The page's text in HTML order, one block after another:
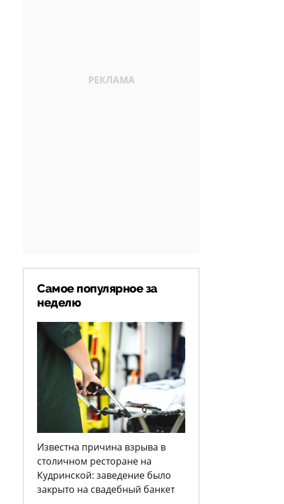
Самое популярное за
неделю
Известна причина взрыва в
столичном ресторане на
Кудринской: заведение было
закрыто на свадебный банкет